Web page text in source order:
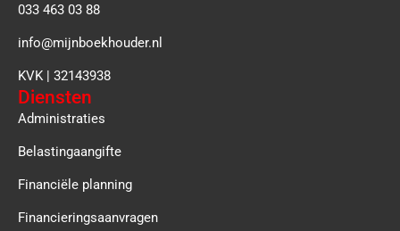
033 463 03 88
info@mijnboekhouder.nl
KVK | 32143938
Diensten
Administraties
Belastingaangifte
Financiële planning
Financieringsaanvragen